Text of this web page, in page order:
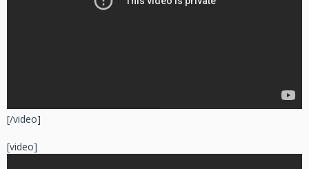
[/video]
[video]